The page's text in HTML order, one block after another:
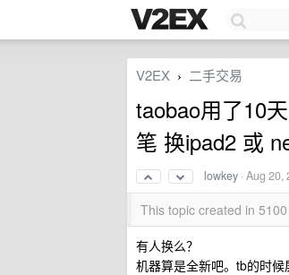
V2EX › 二手交易
taobao用了10
笔 换ipad2 或
lowkey ·Aug 20,
This topic created in
有人换么？
机器算是全新吧。tb的时